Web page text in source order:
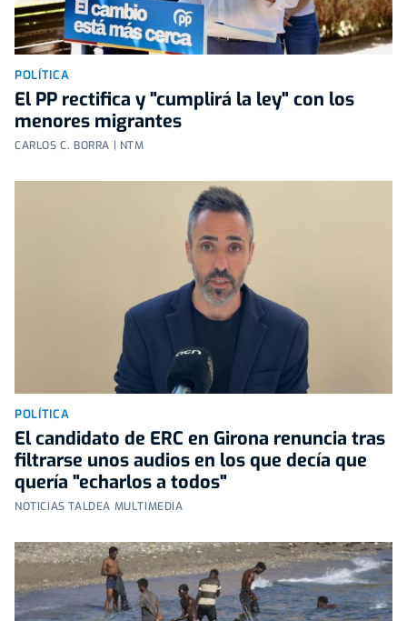
POLÍTICA
El PP rectifica y "cumplirá la ley" con los
menores migrantes
CARLOS C. BORRA | NTM
POLÍTICA
El candidato de ERC en Girona renuncia tras
filtrarse unos audios en los que decía que
quería "echarlos a todos"
NOTICIAS TALDEA MULTIMEDIA